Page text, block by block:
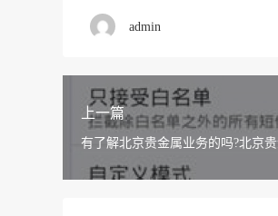
admin
上一篇
有了解北京贵金属业务的吗?北京